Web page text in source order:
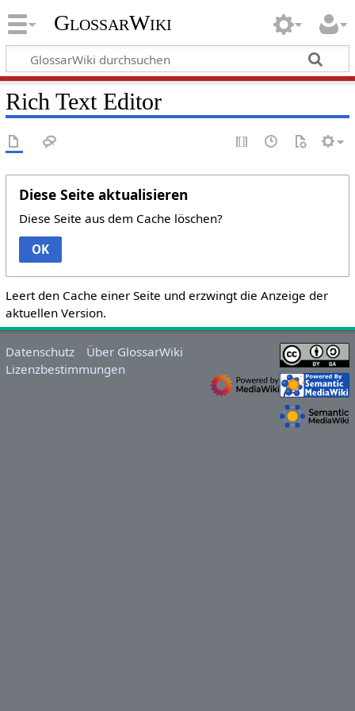
GlossarWiki
Rich Text Editor
Diese Seite aktualisieren
Diese Seite aus dem Cache löschen?
OK
Leert den Cache einer Seite und erzwingt die Anzeige der
aktuellen Version.
Datenschutz
Über GlossarWiki
Lizenzbestimmungen